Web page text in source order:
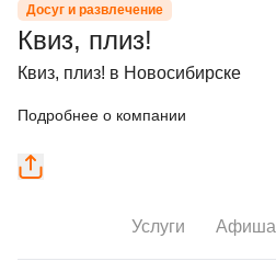
Досуг и развлечение
Квиз, плиз!
Квиз, плиз! в Новосибирске
Подробнее о компании
Услуги Афиша